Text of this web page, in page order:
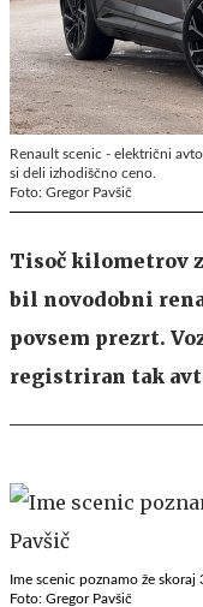
Renault scenic - električni
si deli izhodiščno ceno.
Foto: Gregor Pavšič
Tisoč kilometrov
bil novodobni
povsem prezrt.
registriran tak
Ime scenic poznamo že skoraj
Foto: Gregor Pavšič